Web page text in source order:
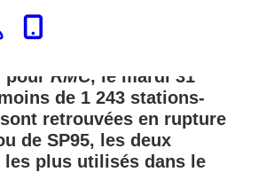
dans les stations-
Selon les données
pour RMC, le mardi 31
de 1 243 stations-
retrouvées en rupture
de SP95, les deux
les plus utilisés dans le